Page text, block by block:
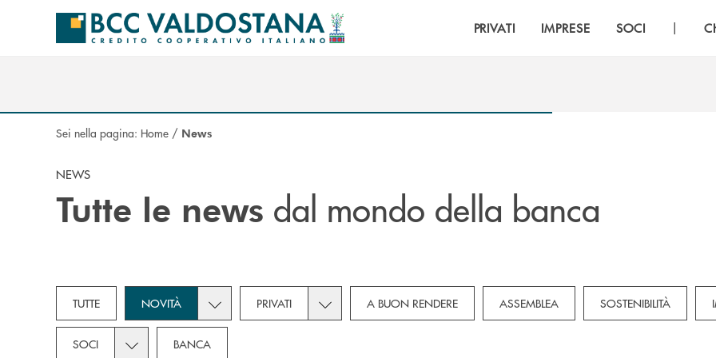
Salta al contenuto principale
PRIVATI IMPRESE SOCI |
Sei nella pagina: Home / News
NEWS
Tutte le news dal mondo della banca
TUTTE NOVITÀ Toggle subcategories dropdown for Novità
PRIVATI Toggle subcategories dropdown for Privati
A BUON RENDERE ASSEMBLEA SOSTENIBILITÀ
SOCI Toggle subcategories dropdown for Soci
BANCA